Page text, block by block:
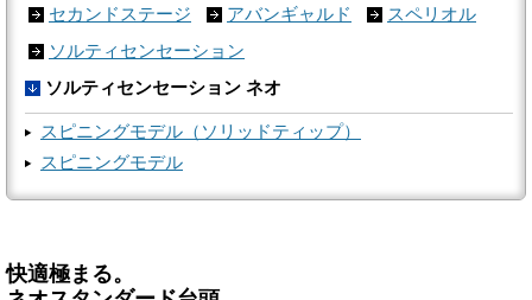
セカンドステージ
アバンギャルド
スペリオル
ソルティセンセーション
ソルティセンセーション ネオ
スピニングモデル（ソリッドティップ）
スピニングモデル
快適極まる。